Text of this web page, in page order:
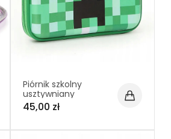
Piórnik szkolny
usztywniany
organizer zielony –
Motyw Minecraft
45,00 zł